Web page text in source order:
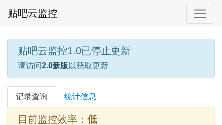
贴吧云监控
贴吧云监控1.0已停止更新
请访问2.0新版 以获取更新
记录查询 统计信息
目前监控效率： 低